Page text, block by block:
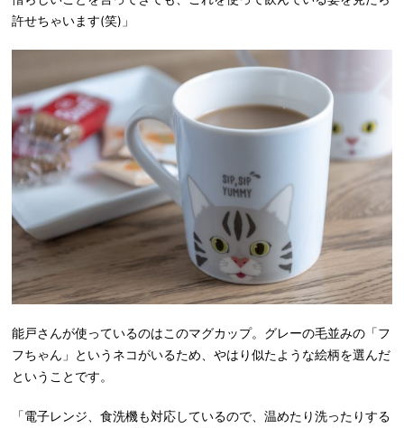
許せちゃいます(笑)」
能戸さんが使っているのはこのマグカップ。グレーの毛並みの「フ
フちゃん」というネコがいるため、やはり似たような絵柄を選んだ
ということです。
「電子レンジ、食洗機も対応しているので、温めたり洗ったりする